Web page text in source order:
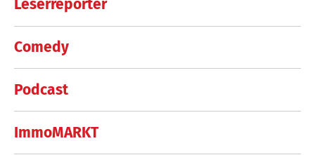
Leserreporter
Comedy
Podcast
ImmoMARKT